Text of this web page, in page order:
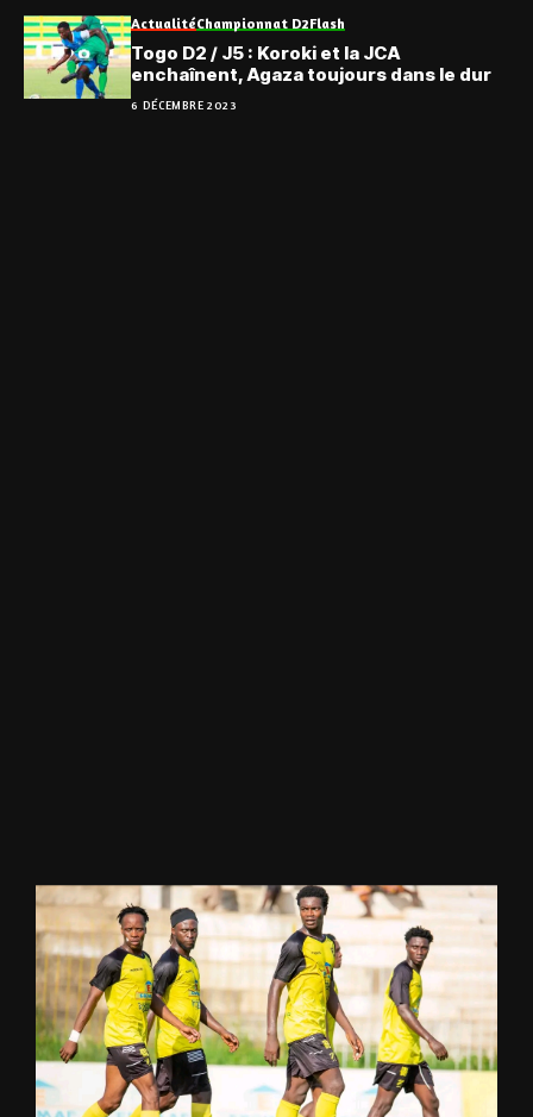
ActualitéChampionnat D2Flash
Togo D2 / J5 : Koroki et la JCA
enchaînent, Agaza toujours dans le dur
6 DÉCEMBRE 2023